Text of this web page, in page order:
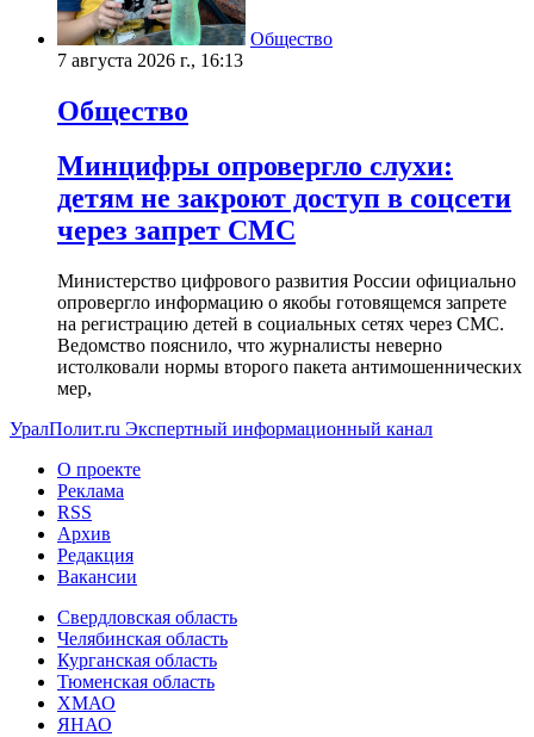
Общество
7 августа 2026 г., 16:13
Общество
Минцифры опровергло слухи:
детям не закроют доступ в соцсети
через запрет СМС
Министерство цифрового развития России официально
опровергло информацию о якобы готовящемся запрете
на регистрацию детей в социальных сетях через СМС.
Ведомство пояснило, что журналисты неверно
истолковали нормы второго пакета антимошеннических
мер,
УралПолит.ru Экспертный информационный канал
О проекте
Реклама
RSS
Архив
Редакция
Вакансии
Свердловская область
Челябинская область
Курганская область
Тюменская область
ХМАО
ЯНАО